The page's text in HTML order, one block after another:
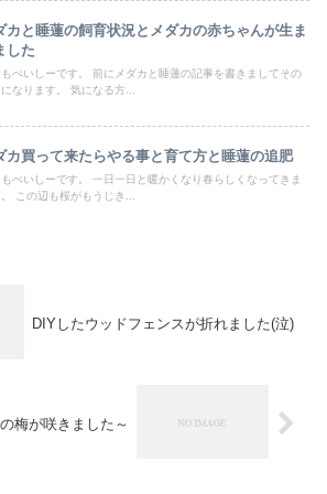
カと睡蓮の飼育状況とメダカの赤ちゃんが生ま
した
もぺいしーです。 前にメダカと睡蓮の記事を書きましてその
なります。 気になる方...
カ買って来たらやる事と育て方と睡蓮の追肥
もぺいしーです。 一日一日と暖かくなり春らしくなってきま
。 この辺も桜がもうじき...
DIYしたウッドフェンスが折れました(泣)
梅が咲きました～